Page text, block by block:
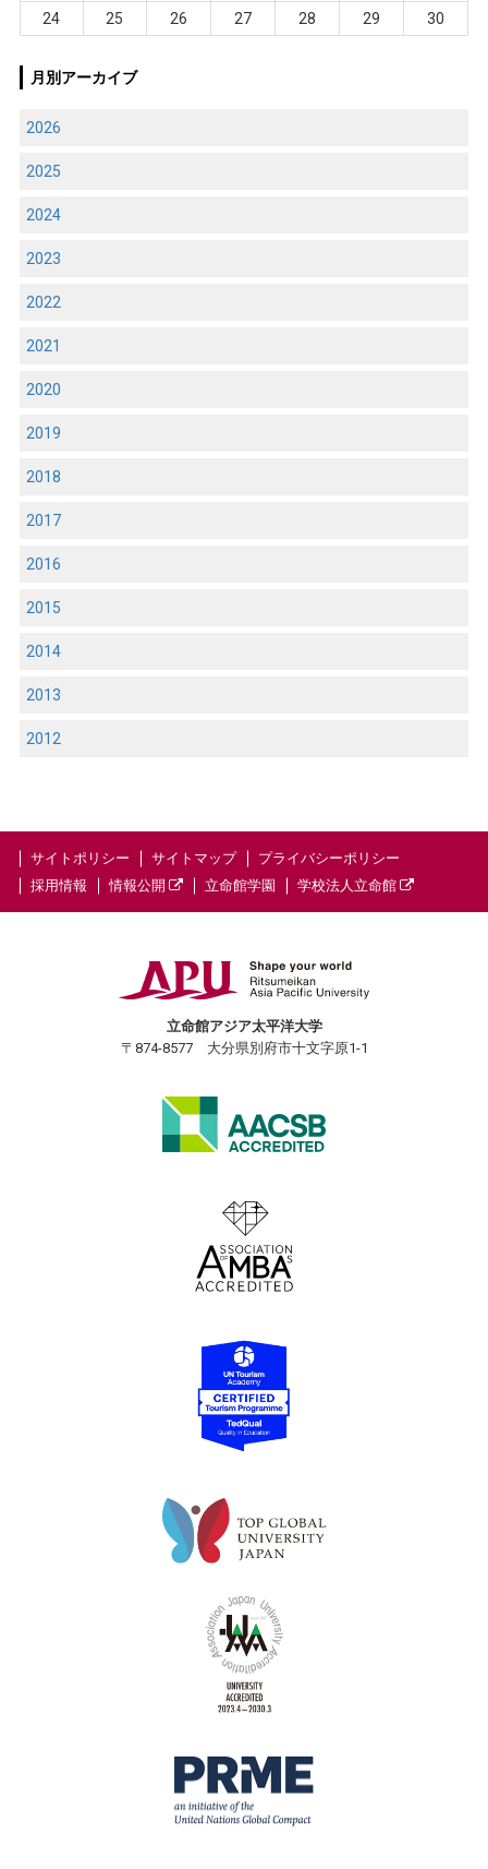
24
25 26 27 28 29 30
月別アーカイブ
2026
2025
2024
2023
2022
2021
2020
2019
2018
2017
2016
2015
2014
2013
2012
サイトポリシー サイトマップ
プライバシーポリシー
採用情報
情報公開 立命館学園 学校法人立命館
立命館アジア太平洋大学
〒874-8577 大分県別府市十文字原1-1